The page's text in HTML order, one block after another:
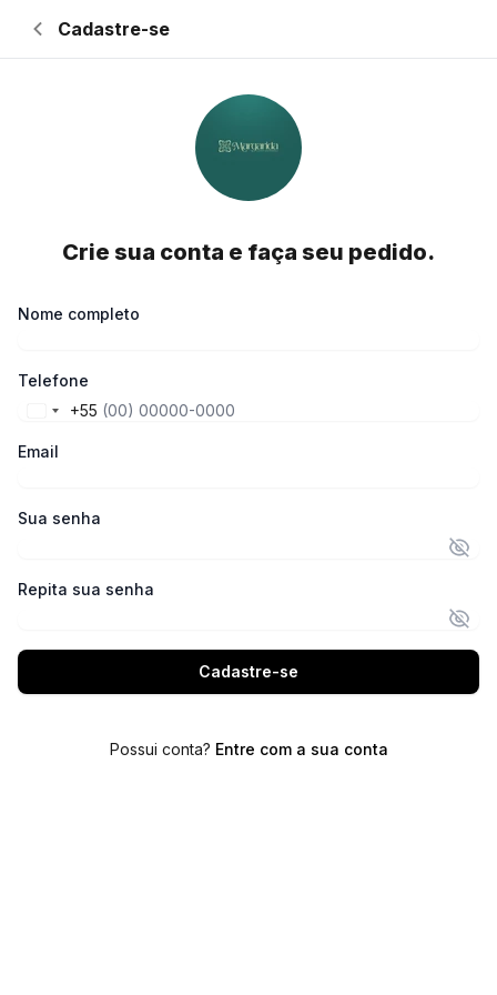
Retornar à página de login
Cadastre-se
Crie sua conta e faça seu pedido.
Nome completo
Telefone
+55
Email
Sua senha
Repita sua senha
Cadastre-se
Possui conta? Entre com a sua conta